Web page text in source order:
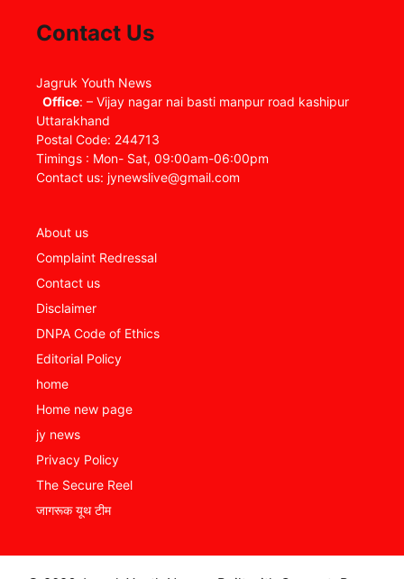
Contact Us
Jagruk Youth News
Office: – Vijay nagar nai basti manpur road kashipur
Uttarakhand
Postal Code: 244713
Timings : Mon- Sat, 09:00am-06:00pm
Contact us: jynewslive@gmail.com
About us
Complaint Redressal
Contact us
Disclaimer
DNPA Code of Ethics
Editorial Policy
home
Home new page
jy news
Privacy Policy
The Secure Reel
जागरूक यूथ टीम